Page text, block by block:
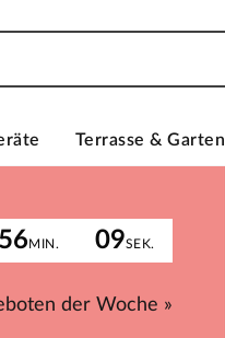
Terrasse & Garten
56MIN. 09SEK.
der Woche »